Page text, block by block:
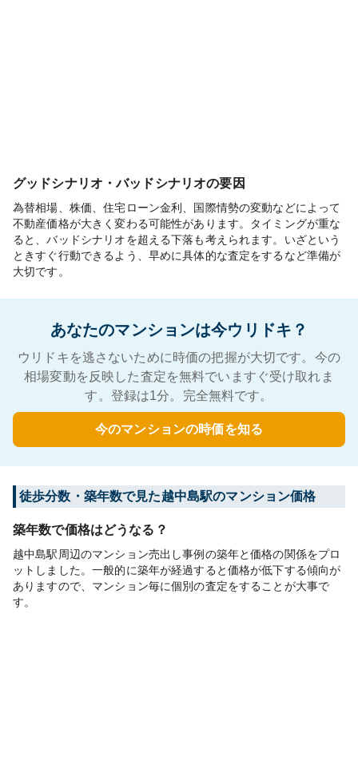
グッドシナリオ・バッドシナリオの要因
為替相場、株価、住宅ローン金利、国際情勢の変動などによって
不動産価格が大きく変わる可能性があります。タイミングが重な
ると、バッドシナリオを超える下落も考えられます。いざという
ときすぐ行動できるよう、早めに具体的な査定をするなど準備が
大切です。
あなたのマンションは今ウリドキ？
ウリドキを逃さないために時価の把握が大切です。今の
相場変動を反映した査定を無料でいますぐ受け取れま
す。登録は1分。完全無料です。
今のマンションの時価を知る
徒歩分数・築年数で見た越中島駅のマンション価格
築年数で価格はどうなる？
越中島駅周辺のマンション売出し事例の築年と価格の関係をプロ
ットしました。一般的に築年が経過すると価格が低下する傾向が
ありますので、マンション毎に個別の査定をすることが大事で
す。